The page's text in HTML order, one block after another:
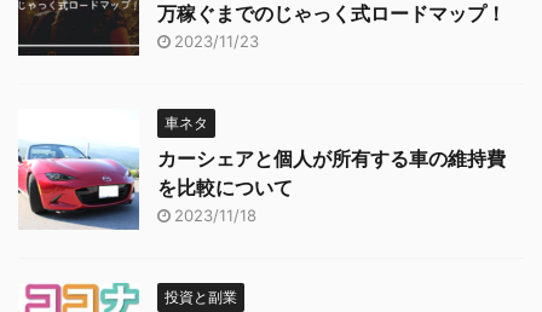
万稼ぐまでのじゃっく式ロードマップ！
2023/11/23
車ネタ
カーシェアと個人が所有する車の維持費
を比較について
2023/11/18
投資と副業